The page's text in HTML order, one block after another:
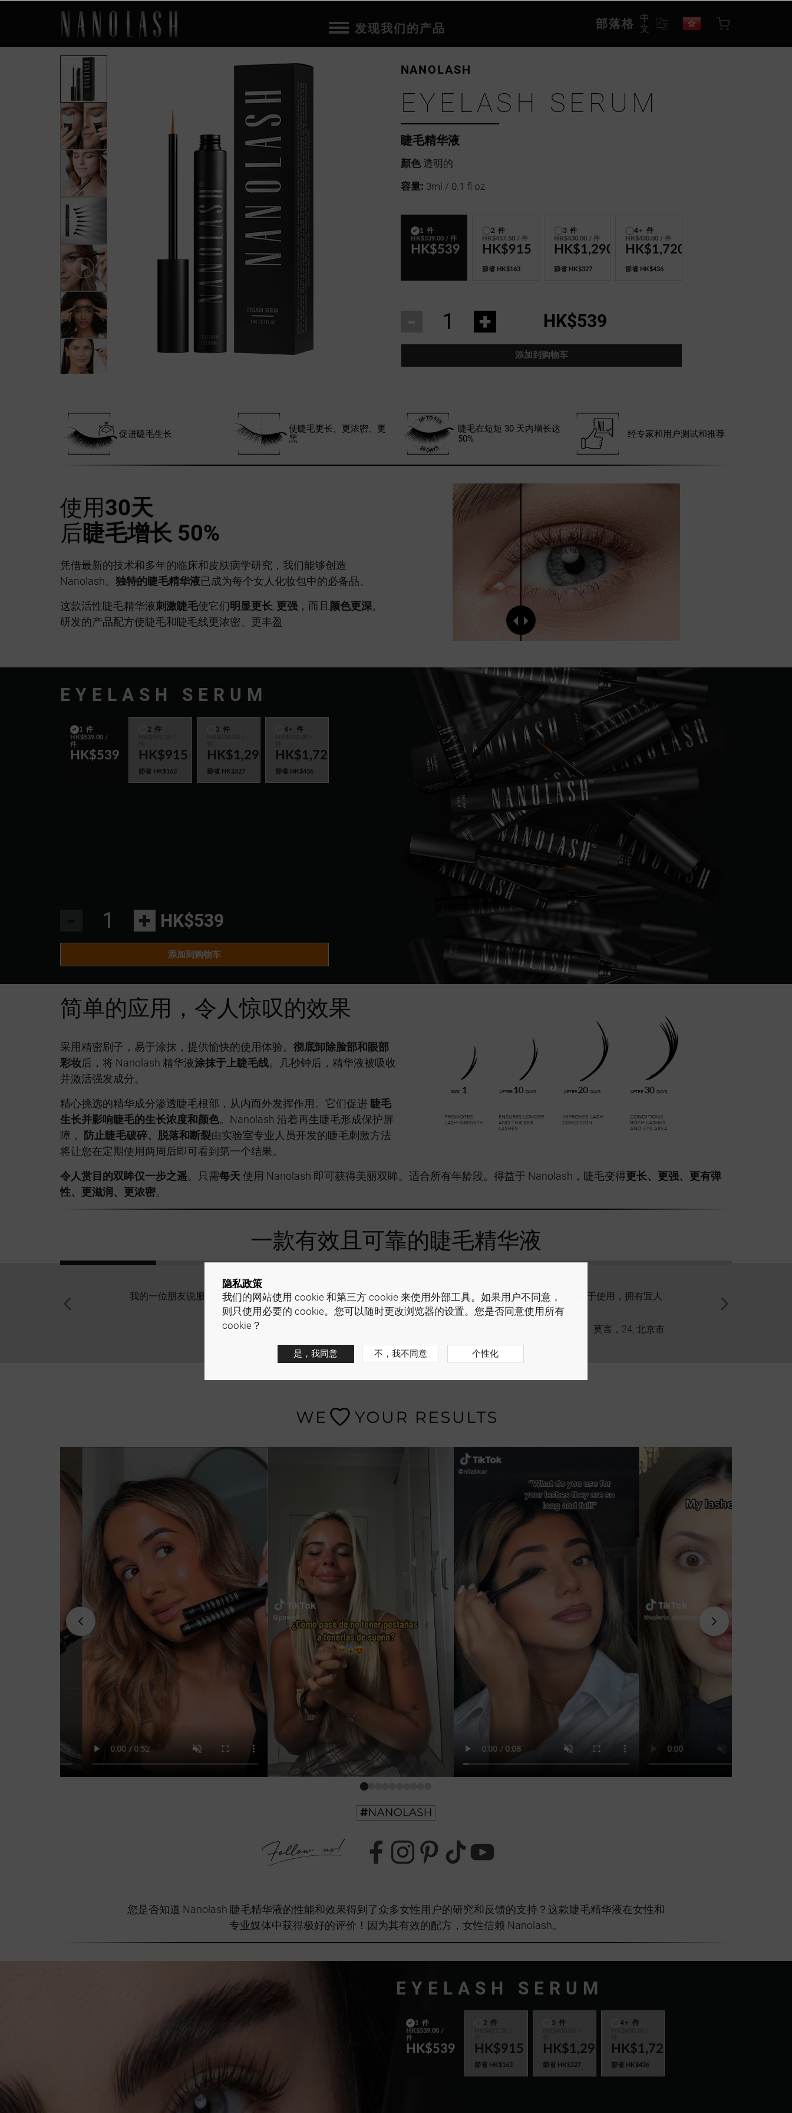
发现我们的产品 部落格
中
文
睫毛精华液
NANOLASH
EYELASH SERUM
顏色 透明的
容量: 3ml / 0.1 fl oz
1 件
HK$539.00/ 件
HK$539
2 件
HK$457.50 / 件
HK$915
節省 HK$163
3 件
HK$430.00/ 件
HK$1,290
節省 HK$327
4+ 件
HK$430.00 / 件
HK$1,720
節省 HK$436
+ HK$539
添加到购物车
促进睫毛生长
使睫毛更长、更浓密、更
黑
睫毛在短短 30 天内增长达
50%
经专家和用户测试和推荐
使用30天
后睫毛增长 50%
凭借最新的技术和多年的临床和皮肤病学研究，我们能够创造
Nanolash。 独特的睫毛精华液已成为每个女人化妆包中的必备品。
这款活性睫毛精华液刺激睫毛使它们明显更长, 更强 ，而且 颜色更深。
研发的产品配方使睫毛和睫毛线更浓密、更丰盈
EYELASH SERUM
1 件
HK$539.00 /
件
HK$539
2 件
HK$915
節省 HK$163
3 件
HK$1,290
節省 HK$327
4+ 件
HK$1,720
節省 HK$436
+ HK$539
添加到购物车
简单的应用，令人惊叹的效果
采用精密刷子，易于涂抹，提供愉快的使用体验。 彻底卸除脸部和眼部
彩妆后，将 Nanolash 精华液涂抹于上睫毛线。几秒钟后，精华液被吸收
并激活强发成分。
精心挑选的精华成分渗透睫毛根部，从内而外发挥作用。它们促进 睫毛
生长并影响睫毛的生长浓度和颜色。Nanolash 沿着再生睫毛形成保护屏
障，
防止睫毛破碎、脱落和断裂由实验室专业人员开发的睫毛刺激方法
将让您在定期使用两周后即可看到第一个结果。
令人赏目的双眸仅一步之遥。只需每天 使用 Nanolash 即可获得美丽双眸。适合所有年龄段。得益于 Nanolash，睫毛变得更长、更强、更有弹
性、更滋润、更浓密。
一款有效且可靠的睫毛精华液
我的一位朋友说服我尝试 Nanolash，她在使用该产品一个月后便夸耀自己的睫毛更浓密、更美丽。这款产品易于使用，拥有宜人
的气味和天然配方，而其出色的效果听起来也十分诱人。我强烈推荐！
莫言，24, 北京市
我的Nanolash精华冒险之旅
您是否知道 Nanolash 睫毛精华液的性能和效果得到了众多女性用户的研究和反馈的支持？这款睫毛精华液在女性和
专业媒体中获得极好的评价！ 因为其有效的配方，女性信赖 Nanolash。
EYELASH SERUM
1 件
HK$539.00 /
件
HK$539
2 件
HK$915
節省 HK$163
3 件
HK$1,290
節省 HK$327
4+ 件
HK$1,720
節省 HK$436
隐私政策
我们的网站使用 cookie 和第三方 cookie 来使用外部工具。如果用户不同意，
则只使用必要的 cookie。您可以随时更改浏览器的设置。您是否同意使用所有
cookie？
是，我同意 不，我不同意 个性化